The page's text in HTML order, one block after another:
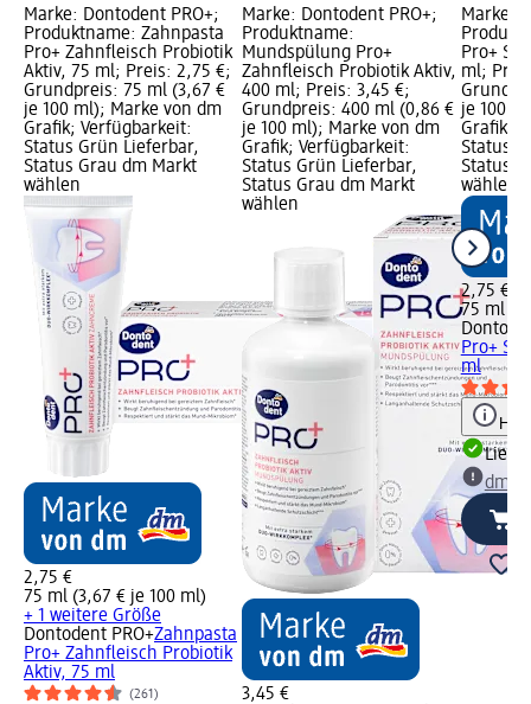
Marke: Dontodent PRO+;
Produktname: Zahnpasta
Pro+ Zahnfleisch Probiotik
Aktiv, 75 ml; Preis: 2,75 €;
Grundpreis: 75 ml (3,67 €
je 100 ml); Marke von dm
Grafik; Verfügbarkeit:
Status Grün Lieferbar,
Status Grau dm Markt
wählen
2,75 €
75 ml (3,67 € je 100 ml)
+ 1 weitere Größe
Dontodent PRO+Zahnpasta
Pro+ Zahnfleisch Probiotik
Aktiv, 75 ml
(261)
Marke: Dontodent PRO+;
Produktname:
Mundspülung Pro+
Zahnfleisch Probiotik Aktiv,
400 ml; Preis: 3,45 €;
Grundpreis: 400 ml (0,86 €
je 100 ml); Marke von dm
Grafik; Verfügbarkeit:
Status Grün Lieferbar,
Status Grau dm Markt
wählen
3,45 €
Marke:
Pro+
ml;
je 100
Grafik;
Status
Status
wählen
2,75 €
75 ml
Pro+
ml
dm